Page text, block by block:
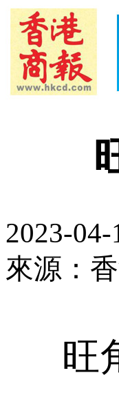
2023-04-
來源：
旺